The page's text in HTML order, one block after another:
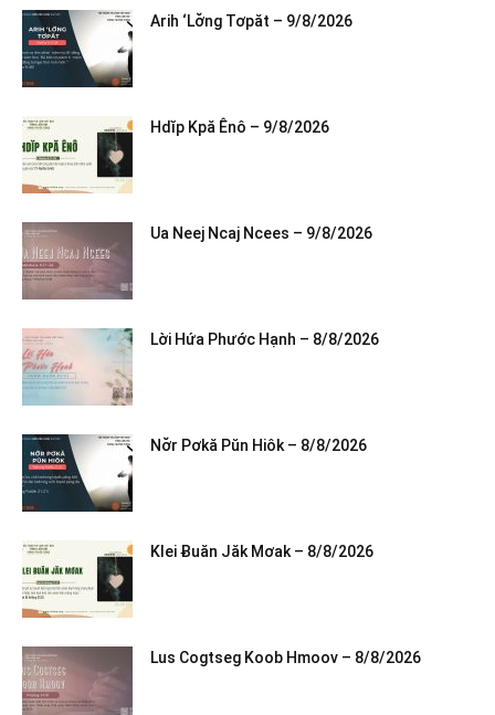
Arih ‘Lơ̆ng Tơpăt – 9/8/2026
Hdĭp Kpă Ênô – 9/8/2026
Ua Neej Ncaj Ncees – 9/8/2026
Lời Hứa Phước Hạnh – 8/8/2026
Nơ̆r Pơkă Pŭn Hiôk – 8/8/2026
Klei Ƀuăn Jăk Mơak – 8/8/2026
Lus Cogtseg Koob Hmoov – 8/8/2026